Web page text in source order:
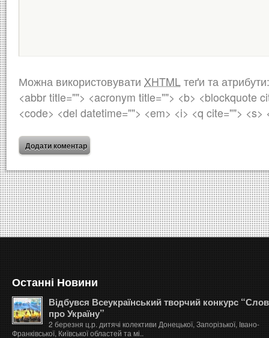
Можна використовувати XHTML теґи та
<abbr title=""> <acronym title=""> <b> <blockquote
<code> <del datetime=""> <em> <i> <q cite=""> <s>
Останні Новини
Відбувся Всеукраїнський творчий конкурс
про Україну”
2 березня ц.р. дитячі колективи Донецької, Запорізької, Івано-
Франківської, Київської областей та мі..